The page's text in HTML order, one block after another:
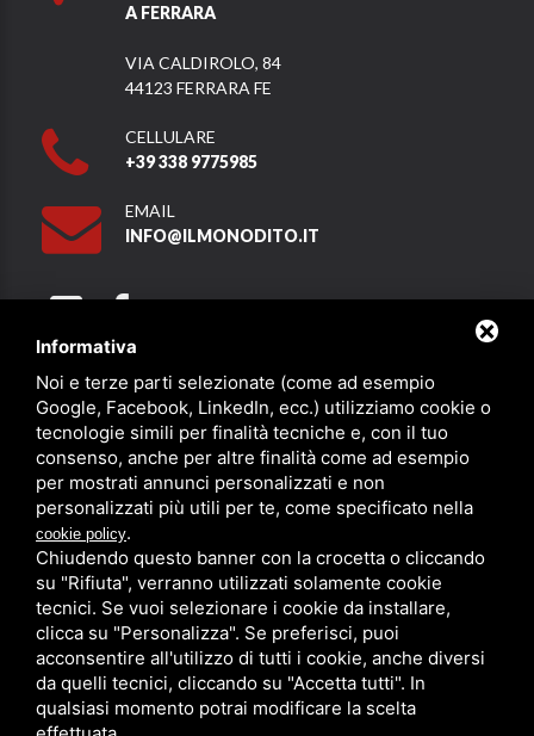
A FERRARA
VIA CALDIROLO, 84
44123 FERRARA FE
CELLULARE
+39 338 9775985
EMAIL
INFO@ILMONODITO.IT
Partner
PRIVACY SITEMAP/ QUESTO SITO È PROTETTO DA GOOGLE
RECAPTCHA V3,PRIVACY POLICYE TERMS OF SERVICEDI GOOGLE.
Informativa
Noi e terze parti selezionate (come ad esempio
Google, Facebook, LinkedIn, ecc.) utilizziamo cookie o
tecnologie simili per finalità tecniche e, con il tuo
consenso, anche per altre finalità come ad esempio
per mostrati annunci personalizzati e non
personalizzati più utili per te, come specificato nella
cookie policy.
Chiudendo questo banner con la crocetta o cliccando
su "Rifiuta", verranno utilizzati solamente cookie
tecnici. Se vuoi selezionare i cookie da installare,
clicca su "Personalizza". Se preferisci, puoi
acconsentire all'utilizzo di tutti i cookie, anche diversi
da quelli tecnici, cliccando su "Accetta tutti". In
qualsiasi momento potrai modificare la scelta